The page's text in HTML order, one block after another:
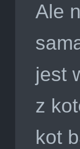
Ale
jest
z
kot